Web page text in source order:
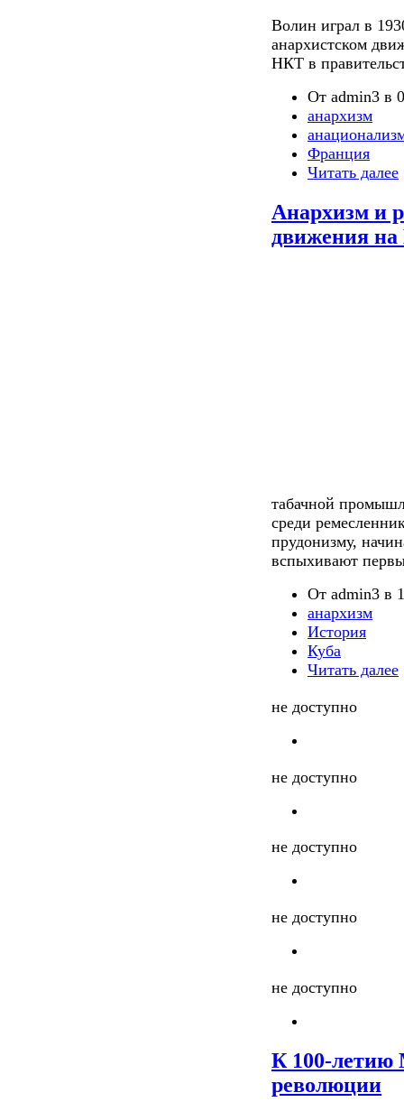
Волин играл в
анархистском
НКТ в
От admin3 в
анархизм
Франция
Читать далее
Анархизм и
движения на
табачной
среди
прудонизму,
вспыхивают
От admin3 в
анархизм
История
Куба
Читать далее
не доступно
не доступно
не доступно
не доступно
не доступно
К 100-летию
революции